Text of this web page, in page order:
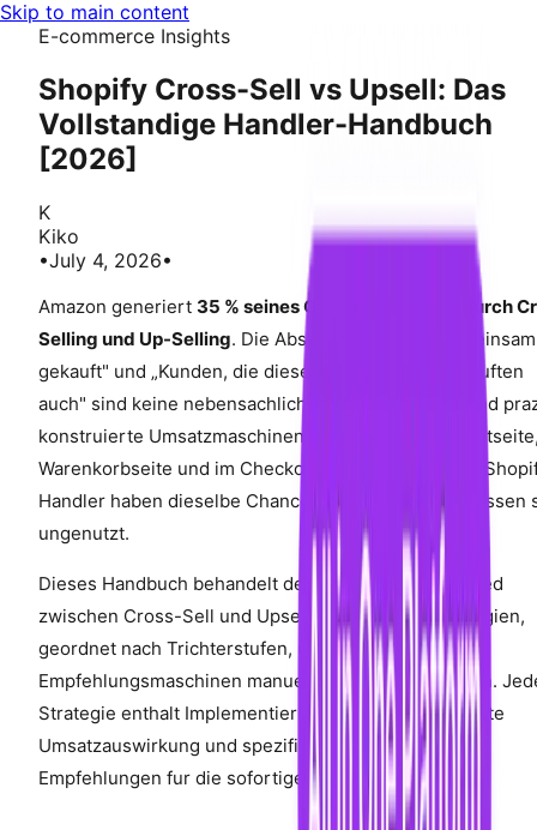
Skip to main content
E-commerce Insights
Shopify Cross-Sell vs Upsell: Das
Vollstandige Handler-Handbuch
[2026]
K
Kiko
•July 4, 2026•
Amazon generiert 35 % seines Gesamtumsatzes durch
Selling und Up-Selling. Die Abschnitte „Haufig gemeinsam
gekauft" und „Kunden, die diesen Artikel kauften, kauften
auch" sind keine nebensachlichen Elemente – sie sind
konstruierte Umsatzmaschinen, die auf jeder
Warenkorbseite und im Checkout-Prozess arbeiten.
Handler haben dieselbe Chance, doch die meisten lassen
ungenutzt.
Dieses Handbuch behandelt den genauen Unterschied
zwischen Cross-Sell und Upsell, 14 bewahrte Strategien,
geordnet nach Trichterstufen, und wie KI-gestutzte
Empfehlungsmaschinen manuelle Regeln ubertreffen.
Strategie enthalt Implementierungsaufwand, erwartete
Umsatzauswirkung und spezifische Shopify-App-
Empfehlungen fur die sofortige Umsetzung.